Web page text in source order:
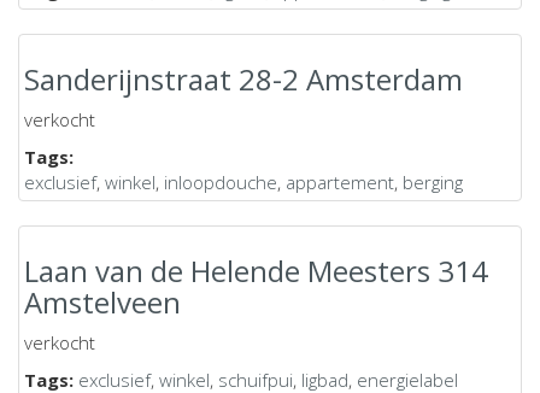
Sanderijnstraat 28-2 Amsterdam
verkocht
Tags:
exclusief, winkel, inloopdouche, appartement, berging
Laan van de Helende Meesters 314
Amstelveen
verkocht
Tags: exclusief, winkel, schuifpui, ligbad, energielabel